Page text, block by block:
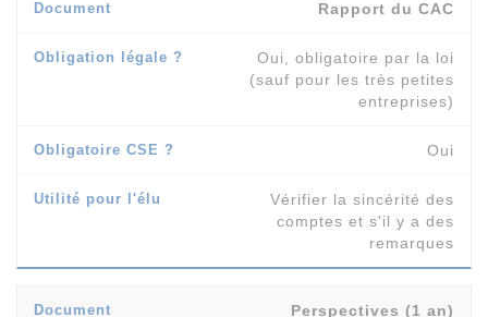
Rapport du CAC
Oui, obligatoire par la loi
(sauf pour les très petites
entreprises)
Oui
Vérifier la sincérité des
comptes et s'il y a des
remarques
Perspectives (1 an)